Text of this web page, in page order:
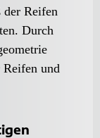
der Reifen
Durch
und